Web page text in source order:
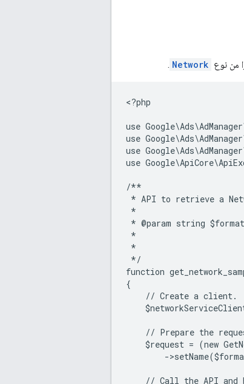
Network
.
<?php
use
use
use
use
/**
* API to retrieve a
*
* @param string
*
*
*/
function
{
    // Create a client.
// Prepare the
$request = (new
-
// Call the API and